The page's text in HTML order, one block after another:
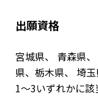
出願資格
宮城県、 青森県
県、栃木県、 埼
1〜3いずれかに該